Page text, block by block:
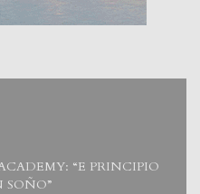
“E PRINCIPIO